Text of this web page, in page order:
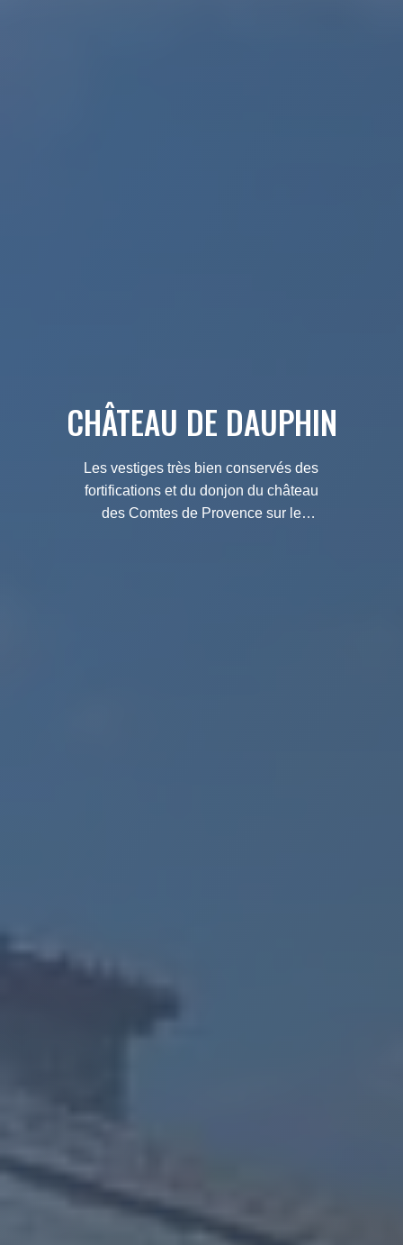
CHÂTEAU DE DAUPHIN
Les vestiges très bien conservés des
fortifications et du donjon du château
des Comtes de Provence sur le